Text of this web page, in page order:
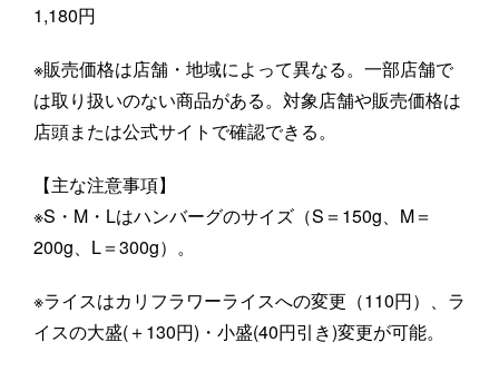
1,180円
※販売価格は店舗・地域によって異なる。一部店舗で
は取り扱いのない商品がある。対象店舗や販売価格は
店頭または公式サイトで確認できる。
【主な注意事項】
※S・M・Lはハンバーグのサイズ（S＝150g、M＝
200g、L＝300g）。
※ライスはカリフラワーライスへの変更（110円）、ラ
イスの大盛(＋130円)・小盛(40円引き)変更が可能。